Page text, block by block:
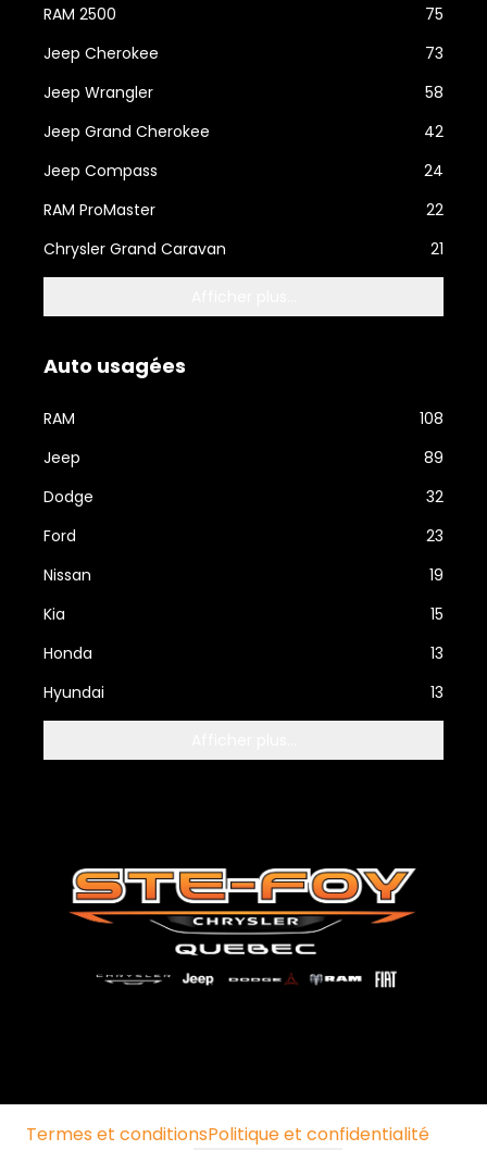
RAM 2500
75
Jeep Cherokee
73
Jeep Wrangler
58
Jeep Grand Cherokee
42
Jeep Compass
24
RAM ProMaster
22
Chrysler Grand Caravan
21
Auto usagées
RAM
108
Jeep
89
Dodge
32
Ford
23
Nissan
19
Kia
15
Honda
13
Hyundai
13
Termes et conditionsPolitique et confidentialité